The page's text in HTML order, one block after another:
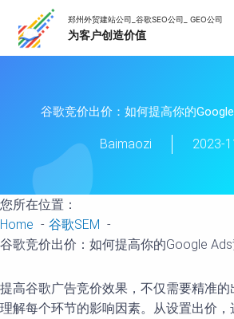
content
谷歌竞价出价：如何提高你的
Baimaozi 2023-
您所在位置：
Home
谷歌SEM
谷歌竞价出价：如何提高你的Google Ads
提高谷歌广告竞价效果，不仅需要精准的
理解每个环节的影响因素。从设置出价，